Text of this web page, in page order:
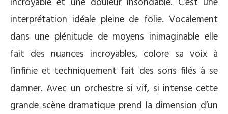
interprétation idéale pleine de folie. Vocalement
dans une plénitude de moyens inimaginable elle
fait des nuances incroyables, colore sa voix à
l’infinie et techniquement fait des sons filés à se
damner. Avec un orchestre si vif, si intense cette
grande scène dramatique prend la dimension d’un